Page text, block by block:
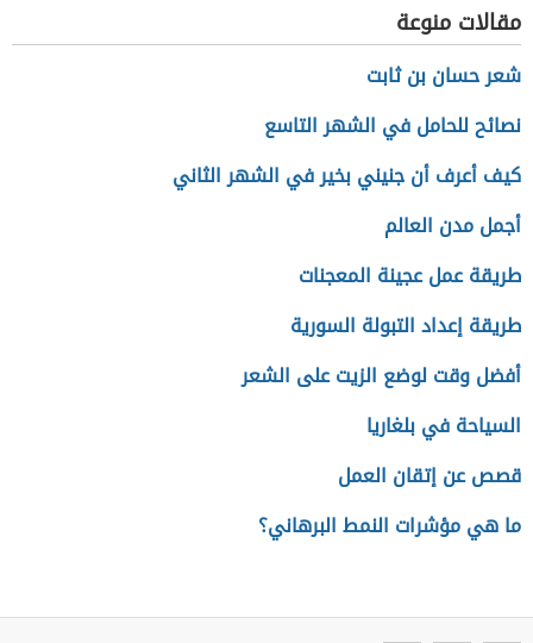
مقالات منوعة
شعر حسان بن ثابت
نصائح للحامل في الشهر التاسع
كيف أعرف أن جنيني بخير في الشهر الثاني
أجمل مدن العالم
طريقة عمل عجينة المعجنات
طريقة إعداد التبولة السورية
أفضل وقت لوضع الزيت على الشعر
السياحة في بلغاريا
قصص عن إتقان العمل
ما هي مؤشرات النمط البرهاني؟